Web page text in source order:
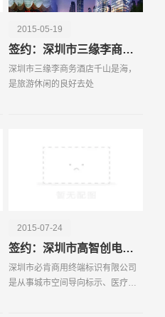
2015-05-19
签约：深圳市三缘李商务酒店
深圳市三缘李商务酒店千山是海，
是旅游休闲的良好去处
2015-07-24
签约：深圳市高智创电子有限公司
深圳市必肯商用终端标识有限公司
是从事城市空间导向标示、医疗、